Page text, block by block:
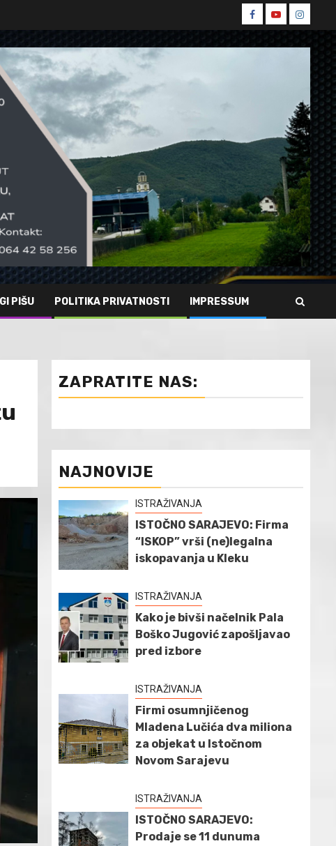
Spin
Facebook
Spin
Youtube
Spin
PIŠU POLITIKA PRIVATNOSTI IMPRESSUM
ZAPRATITE NAS:
NAJNOVIJE
ISTRAŽIVANJA
ISTOČNO SARAJEVO: Firma
“ISKOP” vrši (ne)legalna
iskopavanja u Kleku
ISTRAŽIVANJA
Kako je bivši načelnik Pala
Boško Jugović zapošljavao
pred izbore
ISTRAŽIVANJA
Firmi osumnjičenog
Mladena Lučića dva miliona
za objekat u Istočnom
Novom Sarajevu
ISTRAŽIVANJA
ISTOČNO SARAJEVO:
Prodaje se 11 dunuma